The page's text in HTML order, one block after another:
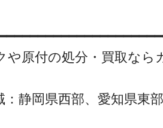
や原付の処分・買取なら
：静岡県西部、愛知県東部